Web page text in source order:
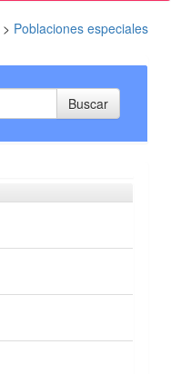
> Poblaciones especiales